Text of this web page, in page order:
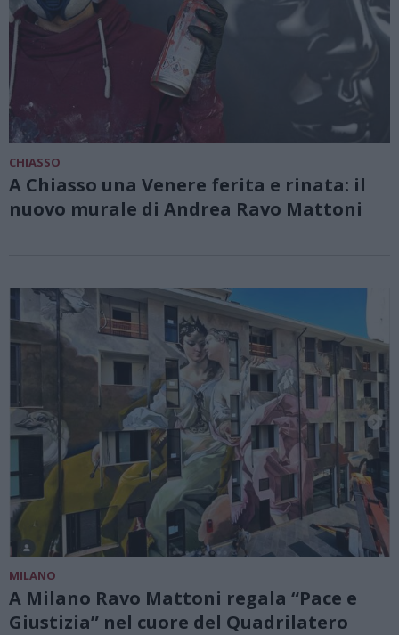
CHIASSO
A Chiasso una Venere ferita e rinata: il
nuovo murale di Andrea Ravo Mattoni
MILANO
A Milano Ravo Mattoni regala “Pace e
Giustizia” nel cuore del Quadrilatero